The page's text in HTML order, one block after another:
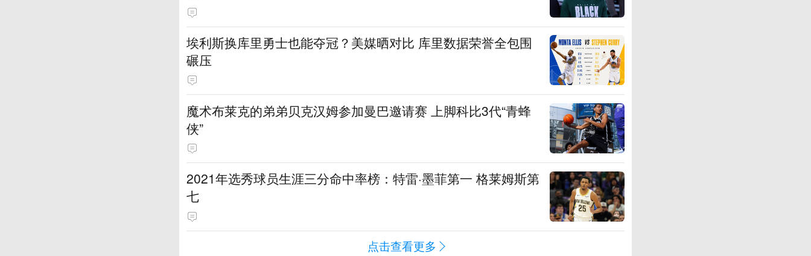
埃利斯换库里勇士也能夺冠？美媒晒对比 库里数据荣誉全包围
碾压
魔术布莱克的弟弟贝克汉姆参加曼巴邀请赛 上脚科比3代“青蜂
侠”
2021年选秀球员生涯三分命中率榜：特雷·墨菲第一 格莱姆斯第
七
点击查看更多